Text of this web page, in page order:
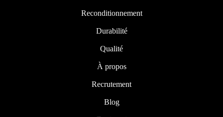
Reconditionnement
Durabilité
Qualité
À propos
Recrutement
Blog